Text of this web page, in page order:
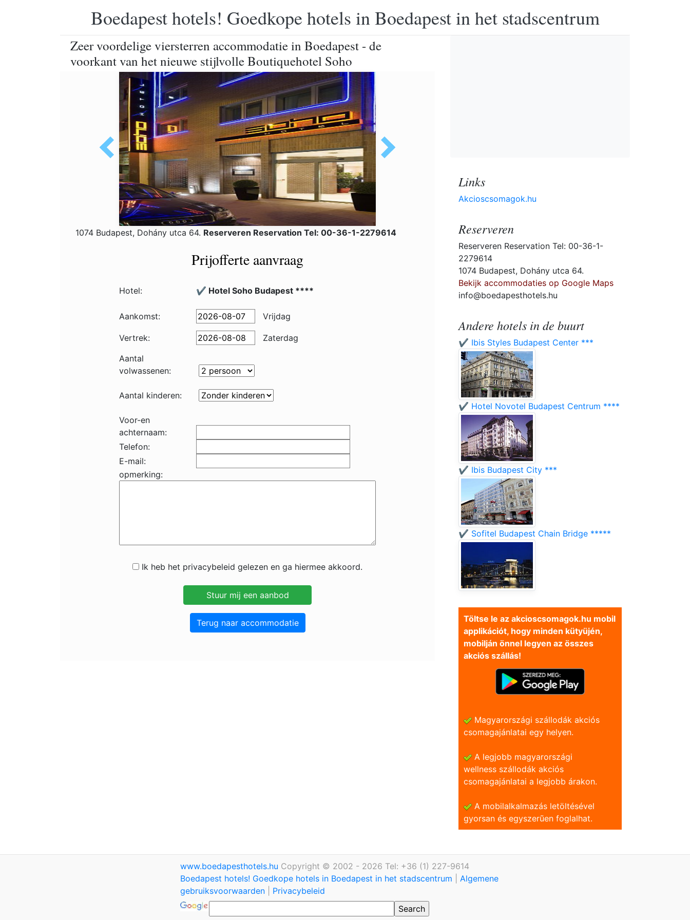
Boedapest hotels! Goedkope hotels in Boedapest in het stadscentrum
Zeer voordelige viersterren accommodatie in Boedapest - de
voorkant van het nieuwe stijlvolle Boutiquehotel Soho
1074 Budapest, Dohány utca 64. Reserveren Reservation Tel: 00-36-1-2279614
Prijofferte aanvraag
Hotel: ✔️ Hotel Soho Budapest ****
Aankomst: Vrijdag
Vertrek:
Zaterdag
Aantal
volwassenen:
Aantal kinderen:
Voor-en
achternaam:
Telefon:
E-mail:
opmerking:
Ik heb het privacybeleid gelezen en ga hiermee akkoord.
Terug naar accommodatie
Links
Akcioscsomagok.hu
Reserveren
Reserveren Reservation Tel: 00-36-1-
2279614
1074 Budapest, Dohány utca 64.
Bekijk accommodaties op Google Maps
info@boedapesthotels.hu
Andere hotels in de buurt
✔️ Ibis Styles Budapest Center ***
✔️ Hotel Novotel Budapest Centrum ****
✔️ Ibis Budapest City ***
✔️ Sofitel Budapest Chain Bridge *****
Töltse le az akcioscsomagok.hu mobil
applikációt, hogy minden kütyüjén,
mobilján önnel legyen az összes
akciós szállás!
Magyarországi szállodák akciós
csomagajánlatai egy helyen.
A legjobb magyarországi
wellness szállodák akciós
csomagajánlatai a legjobb árakon.
A mobilalkalmazás letöltésével
gyorsan és egyszerũen foglalhat.
www.boedapesthotels.hu Copyright © 2002 - 2026 Tel: +36 (1) 227-9614
Boedapest hotels! Goedkope hotels in Boedapest in het stadscentrum
Algemene
gebruiksvoorwaarden
Privacybeleid